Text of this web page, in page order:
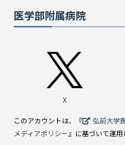
医学部附属病院
X
このアカウントは、『
弘前大学
メディアポリシー』に基づいて運用